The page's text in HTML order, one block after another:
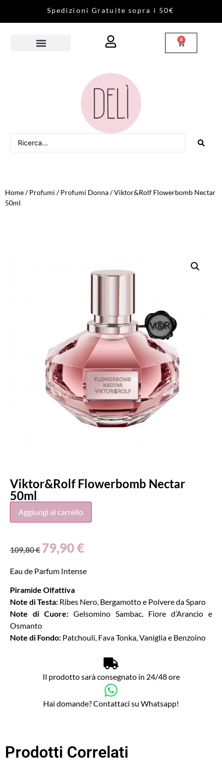
Sped izi on i Gratu ite sopra i 50€
0
Home/Profumi /Profumi Donna/ Viktor&Rolf Flowerbomb Nectar
50ml
Viktor&Rolf Flowerbomb Nectar
50ml
Aggiungi al carrello
109,80€ 79,90€
Eau de Parfum Intense
Piramide Olfattiva
Note di Testa: Ribes Nero, Bergamotto e Polvere da Sparo
Note di Cuore: Gelsomino Sambac, Fiore d’Arancio e
Osmanto
Note di Fondo: Patchouli, Fava Tonka, Vaniglia e Benzoino
Il prodotto sarà consegnato in 24/48 ore
Hai domande? Contattaci su Whatsapp!
Prodotti Correlati